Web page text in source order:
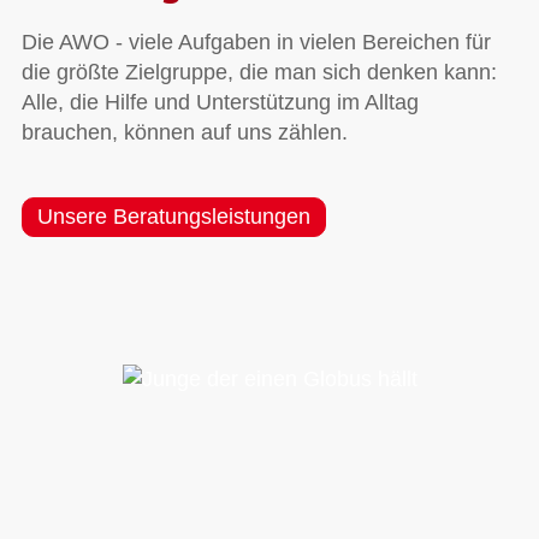
Die AWO - viele Aufgaben in vielen Bereichen für
die größte Zielgruppe, die man sich denken kann:
Alle, die Hilfe und Unterstützung im Alltag
brauchen, können auf uns zählen.
Unsere Beratungsleistungen